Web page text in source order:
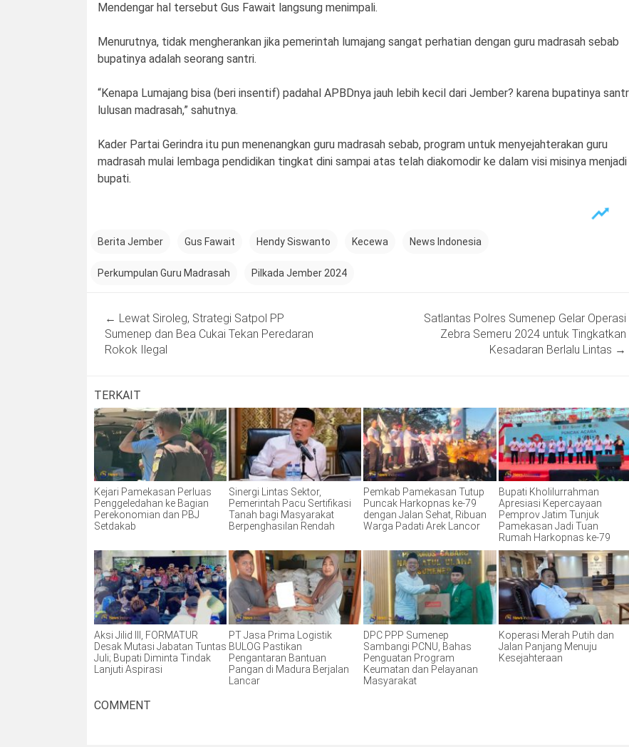
Mendengar hal tersebut Gus Fawait langsung menimpali.
Menurutnya, tidak mengherankan jika pemerintah lumajang sangat perhatian dengan guru madrasah sebab
bupatinya adalah seorang santri.
“Kenapa Lumajang bisa (beri insentif) padahal APBDnya jauh lebih kecil dari Jember? karena bupatinya
lulusan madrasah,” sahutnya.
Kader Partai Gerindra itu pun menenangkan guru madrasah sebab, program untuk menyejahterakan guru
madrasah mulai lembaga pendidikan tingkat dini sampai atas telah diakomodir ke dalam visi misinya menjadi
bupati.
Berita Jember Gus Fawait Hendy Siswanto Kecewa News Indonesia
Perkumpulan Guru Madrasah Pilkada Jember 2024
navigation
← Lewat Siroleg, Strategi Satpol PP
Sumenep dan Bea Cukai Tekan Peredaran
Rokok Ilegal
Satlantas Polres Sumenep Gelar Operasi
Zebra Semeru 2024 untuk Tingkatkan
Kesadaran Berlalu Lintas →
TERKAIT
Kejari Pamekasan Perluas
Penggeledahan ke Bagian
Perekonomian dan PBJ
Setdakab
Sinergi Lintas Sektor,
Pemerintah Pacu Sertifikasi
Tanah bagi Masyarakat
Berpenghasilan Rendah
Pemkab Pamekasan Tutup
Puncak Harkopnas ke-79
dengan Jalan Sehat, Ribuan
Warga Padati Arek Lancor
Bupati Kholilurrahman
Apresiasi Kepercayaan
Pemprov Jatim Tunjuk
Pamekasan Jadi Tuan
Rumah Harkopnas ke-79
Aksi Jilid III, FORMATUR
Desak Mutasi Jabatan Tuntas
Juli; Bupati Diminta Tindak
Lanjuti Aspirasi
PT Jasa Prima Logistik
BULOG Pastikan
Pengantaran Bantuan
Pangan di Madura Berjalan
Lancar
DPC PPP Sumenep
Sambangi PCNU, Bahas
Penguatan Program
Keumatan dan Pelayanan
Masyarakat
Koperasi Merah Putih dan
Jalan Panjang Menuju
Kesejahteraan
COMMENT